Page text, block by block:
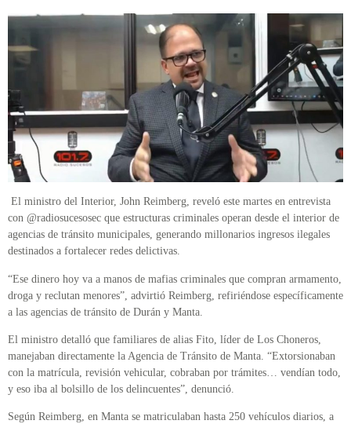
El ministro del Interior, John Reimberg, reveló este martes en entrevista
con @radiosucesosec que estructuras criminales operan desde el interior de
agencias de tránsito municipales, generando millonarios ingresos ilegales
destinados a fortalecer redes delictivas.
“Ese dinero hoy va a manos de mafias criminales que compran armamento,
droga y reclutan menores”, advirtió Reimberg, refiriéndose específicamente
a las agencias de tránsito de Durán y Manta.
El ministro detalló que familiares de alias Fito, líder de Los Choneros,
manejaban directamente la Agencia de Tránsito de Manta. “Extorsionaban
con la matrícula, revisión vehicular, cobraban por trámites… vendían todo,
y eso iba al bolsillo de los delincuentes”, denunció.
Según Reimberg, en Manta se matriculaban hasta 250 vehículos diarios, a